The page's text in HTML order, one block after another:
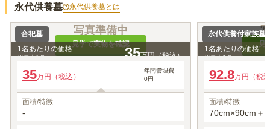
永代供養墓 永代供養墓とは
写真準備中
見学で実物を確認
合祀墓
1名あたりの価格
※最大1名 35万円（税込）
35万円（税込）
年間管理費
0円
面積/特徴
-
見
永代供養付家族墓
1名あたりの価格
※最大6名
92.8万円（税
面積/特徴
70cm×90cm＋